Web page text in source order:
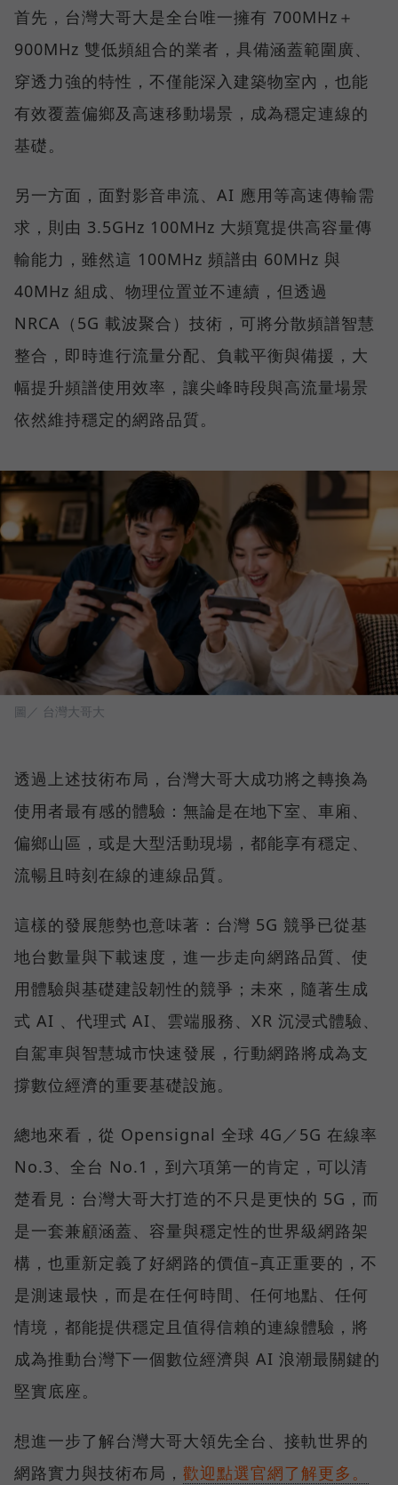
首先，台灣大哥大是全台唯一擁有 700MHz＋
900MHz 雙低頻組合的業者，具備涵蓋範圍廣、
穿透力強的特性，不僅能深入建築物室內，也能
有效覆蓋偏鄉及高速移動場景，成為穩定連線的
基礎。
另一方面，面對影音串流、AI 應用等高速傳輸需
求，則由 3.5GHz 100MHz 大頻寬提供高容量傳
輸能力，雖然這 100MHz 頻譜由 60MHz 與
40MHz 組成、物理位置並不連續，但透過
NRCA（5G 載波聚合）技術，可將分散頻譜智慧
整合，即時進行流量分配、負載平衡與備援，大
幅提升頻譜使用效率，讓尖峰時段與高流量場景
依然維持穩定的網路品質。
圖／ 台灣大哥大
透過上述技術布局，台灣大哥大成功將之轉換為
使用者最有感的體驗：無論是在地下室、車廂、
偏鄉山區，或是大型活動現場，都能享有穩定、
流暢且時刻在線的連線品質。
這樣的發展態勢也意味著：台灣 5G 競爭已從基
地台數量與下載速度，進一步走向網路品質、使
用體驗與基礎建設韌性的競爭；未來，隨著生成
式 AI 、代理式 AI、雲端服務、XR 沉浸式體驗、
自駕車與智慧城市快速發展，行動網路將成為支
撐數位經濟的重要基礎設施。
總地來看，從 Opensignal 全球 4G／5G 在線率
No.3、全台 No.1，到六項第一的肯定，可以清
楚看見：台灣大哥大打造的不只是更快的 5G，而
是一套兼顧涵蓋、容量與穩定性的世界級網路架
構，也重新定義了好網路的價值–真正重要的，不
是測速最快，而是在任何時間、任何地點、任何
情境，都能提供穩定且值得信賴的連線體驗，將
成為推動台灣下一個數位經濟與 AI 浪潮最關鍵的
堅實底座。
想進一步了解台灣大哥大領先全台、接軌世界的
網路實力與技術布局， 歡迎點選官網了解更多。